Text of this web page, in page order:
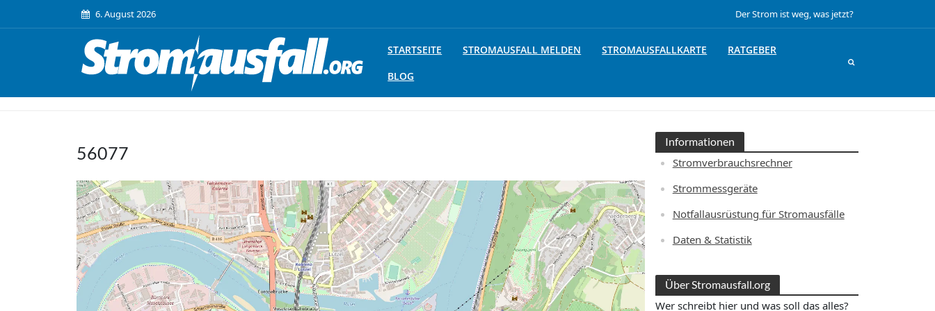
6. August 2026 Der Strom ist weg, was jetzt?
STARTSEITE STROMAUSFALL MELDEN STROMAUSFALLKARTE
RATGEBER
BLOG
56077
Informationen
Stromverbrauchsrechner
Strommessgeräte
Notfallausrüstung für Stromausfälle
Daten & Statistik
Über Stromausfall.org
Wer schreibt hier und was soll das alles?